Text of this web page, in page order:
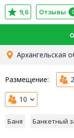
9,6 Отзывы 0
Архангельская
Размещение: 2
10
Баня Банкетный